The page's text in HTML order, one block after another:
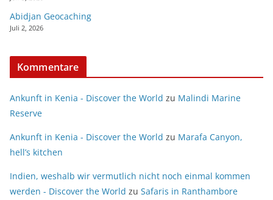
Abidjan Geocaching
Juli 2, 2026
Kommentare
Ankunft in Kenia - Discover the World zu Malindi Marine
Reserve
Ankunft in Kenia - Discover the World zu Marafa Canyon,
hell’s kitchen
Indien, weshalb wir vermutlich nicht noch einmal kommen
werden - Discover the World zu Safaris in Ranthambore